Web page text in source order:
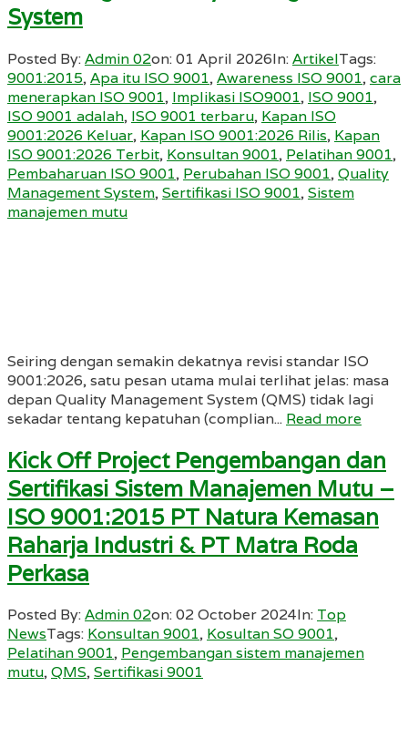
System
Posted By:Admin 02on:01 April 2026In:ArtikelTags:
9001:2015,Apa itu ISO 9001,Awareness ISO 9001,cara
menerapkan ISO 9001, Implikasi ISO9001, ISO 9001,
ISO 9001 adalah, ISO 9001 terbaru, Kapan ISO
9001:2026 Keluar, Kapan ISO 9001:2026 Rilis, Kapan
ISO 9001:2026 Terbit, Konsultan 9001, Pelatihan 9001,
Pembaharuan ISO 9001, Perubahan ISO 9001,Quality
Management System,Sertifikasi ISO 9001,Sistem
manajemen mutu
Seiring dengan semakin dekatnya revisi standar ISO
9001:2026, satu pesan utama mulai terlihat jelas: masa
depan Quality Management System (QMS) tidak lagi
sekadar tentang kepatuhan (complian... Read more
Kick Off Project Pengembangan dan
Sertifikasi Sistem Manajemen Mutu –
ISO 9001:2015 PT Natura Kemasan
Raharja Industri & PT Matra Roda
Perkasa
Posted By:Admin 02on:02 October 2024In: Top
NewsTags: Konsultan 9001, Kosultan SO 9001,
Pelatihan 9001, Pengembangan sistem manajemen
mutu,QMS,Sertifikasi 9001